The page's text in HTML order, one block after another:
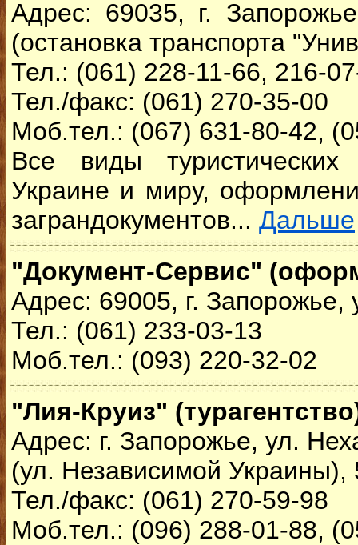
Адрес: 69035, г.
(остановка транспорта
Тел.: (061) 228-11-66, 216-
Тел./факс: (061) 270-35-00
Моб.тел.: (067) 631-80-42,
Все виды
Украине и миру,
заграндокументов... Дальше
"Документ-Сервис"
Адрес: 69005, г.
Тел.: (061) 233-03-13
Моб.тел.: (093) 220-32-02
"Лия-Круиз"
Адрес: г. Запорожье, ул.
(ул. Независимой Украины),
Тел./факс: (061) 270-59-98
Моб.тел.: (096) 288-01-88,